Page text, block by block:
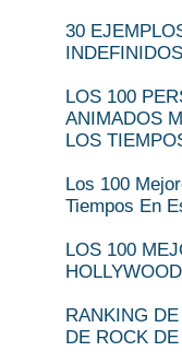
30
INDEFINIDOS
LOS 100
ANIMADOS
LOS
Los 100
Tiempos En
LOS 100
RANKING
DE ROCK